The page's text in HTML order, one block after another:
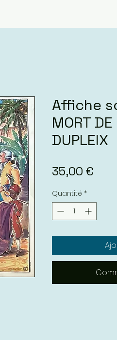
Affiche
MORT
DUPLEIX
35,00 €
Quantité *